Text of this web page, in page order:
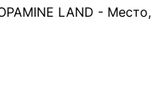
LAND - Место,